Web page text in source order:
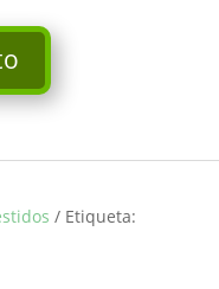
Etiqueta: